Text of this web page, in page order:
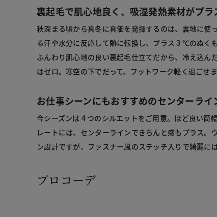
裏起毛で肌心地良く、吸湿発熱素材がプ
秋深まる頃から真冬に真価を発揮するのは、裏地に使
る汗や水分に反応して熱に転換し、プラス３℃のぬく
ふんわり肌心地の良い裏起毛仕立てだから、冷え込ん
はゼロ。寒空の下でだって、フットワーク軽く過ごせま
お仕事シーンにもおすすめのセンターライ
今シーズンは４つのシルエットをご用意。ほど良い筒
レートには、センターラインできちんと感もプラス。
ン設計ですが、ファスナー風のステッチ入りで綺麗に
プロコーデ